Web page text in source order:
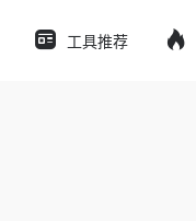
工具推荐